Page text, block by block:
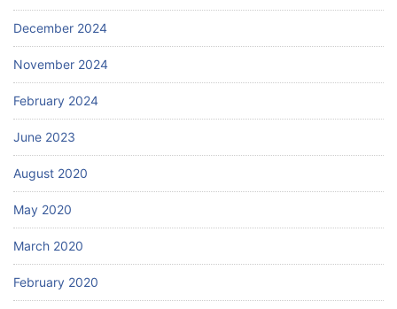
December 2024
November 2024
February 2024
June 2023
August 2020
May 2020
March 2020
February 2020